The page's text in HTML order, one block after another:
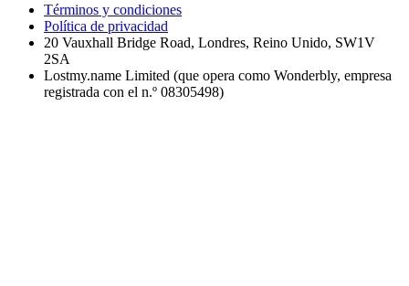
Términos y condiciones
Política de privacidad
20 Vauxhall Bridge Road, Londres, Reino Unido, SW1V
2SA
Lostmy.name Limited (que opera como Wonderbly, empresa
registrada con el n.º 08305498)